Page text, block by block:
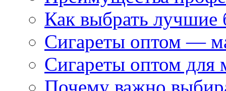
Как выбрать
Сигареты оптом —
Сигареты оптом для
Почему важно